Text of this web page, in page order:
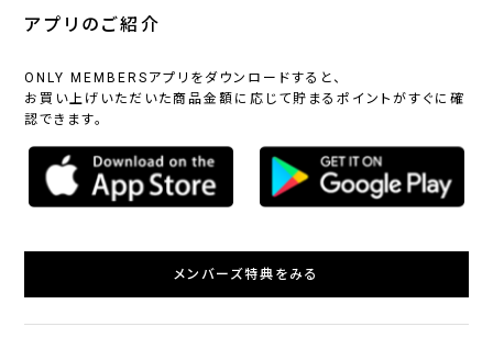
アプリのご紹介
ONLY MEMBERSアプリをダウンロードすると、
お買い上げいただいた商品金額に応じて貯まるポイントがすぐに確
認できます。
メンバーズ特典をみる